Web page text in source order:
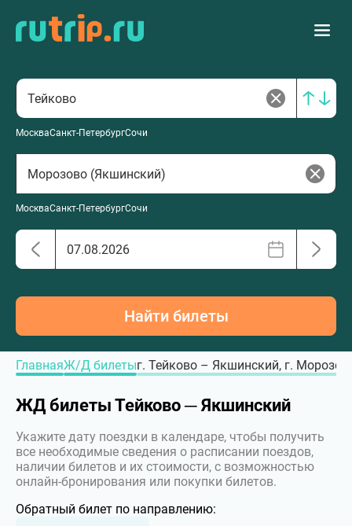
МоскваСанкт-ПетербургСочи
МоскваСанкт-ПетербургСочи
Найти билеты
ГлавнаяЖ/Д билетыг. Тейково – Якшинский, г.
ЖД билеты Тейково ─ Якшинский
Укажите дату поездки в календаре, чтобы получить
все необходимые сведения о расписании поездов,
наличии билетов и их стоимости, с возможностью
онлайн-бронирования или покупки билетов.
Обратный билет по направлению: